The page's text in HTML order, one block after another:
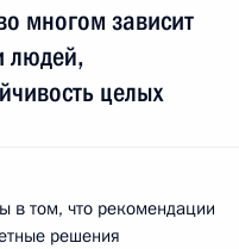
многом зависит
людей,
целых
в том, что рекомендации
решения